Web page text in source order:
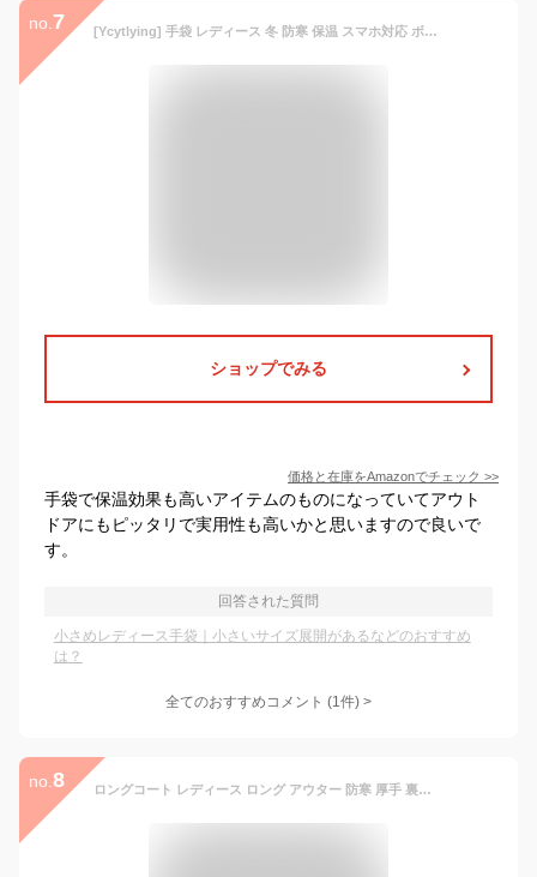
no. 7 [Ycytlying] 手袋 レディース 冬 防寒 保温 スマホ対応 ボア 裏起毛 フワフワ 通勤 通学 旅行 自転車 バイク アウトドア 誕生日 クリスマス プレセント 冬小物
ショップでみる
価格と在庫をAmazonでチェック >>
手袋で保温効果も高いアイテムのものになっていてアウト
ドアにもピッタリで実用性も高いかと思いますので良いで
す。
回答された質問
小さめレディース手袋｜小さいサイズ展開があるなどのおすすめ
は？
全てのおすすめコメント (1件) >
no. 8 ロングコート レディース ロング アウター 防寒 厚手 裏起毛 裏ボア コート 韓国ファッション 春 秋 冬 大きいサイズ 暖かい あったか シンプル ゆったり おしゃれ オリジナル カジュアル きれいめ 上品 OL通勤 フォーマル 事務 ビジネス 入学式 ジャケット